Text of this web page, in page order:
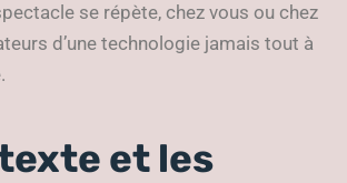
se répète, chez vous ou chez
d’une technologie jamais tout à
et les